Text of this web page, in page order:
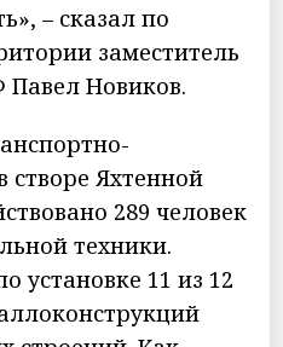
– сказал по
заместитель
Новиков.
створе Яхтенной
289 человек
техники.
установке 11 из 12